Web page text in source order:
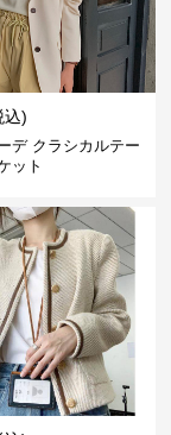
込)
デ クラシカルテー
ット